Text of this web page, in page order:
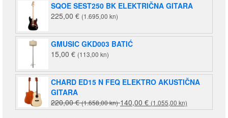
SQOE SEST250 BK ELEKTRIČNA GITARA
225,00 € (1.695,00 kn)
GMUSIC GKD003 BATIĆ
15,00 € (113,00 kn)
CHARD ED15 N FEQ ELEKTRO AKUSTIČNA
GITARA
220,00€ (1.658,00 kn)Izvorna
cijena
140,00 € (1.055,00 kn)
cijena